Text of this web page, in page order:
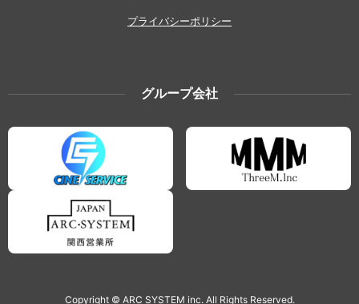
プライバシーポリシー
グループ会社
Copyright © ARC SYSTEM inc. All Rights Reserved.